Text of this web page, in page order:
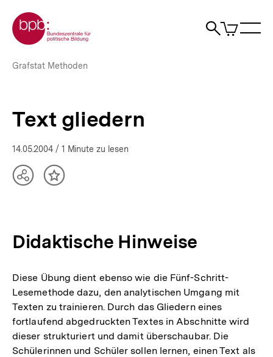
zum
Seiteninhalt
springen
Zur Startseite der bpb
Suche
Artikel
im
Text
Brotkrümelnavigation
Pfadnavigation
Grafstat Methoden
Text gliedern
14.05.2004 / 1 Minute zu lesen
TeilenInhalt
Didaktische Hinweise
Diese Übung dient ebenso wie die Fünf-Schritt-
Lesemethode dazu, den analytischen Umgang mit
Texten zu trainieren. Durch das Gliedern eines
fortlaufend abgedruckten Textes in Abschnitte wird
dieser strukturiert und damit überschaubar. Die
Schülerinnen und Schüler sollen lernen, einen Text als